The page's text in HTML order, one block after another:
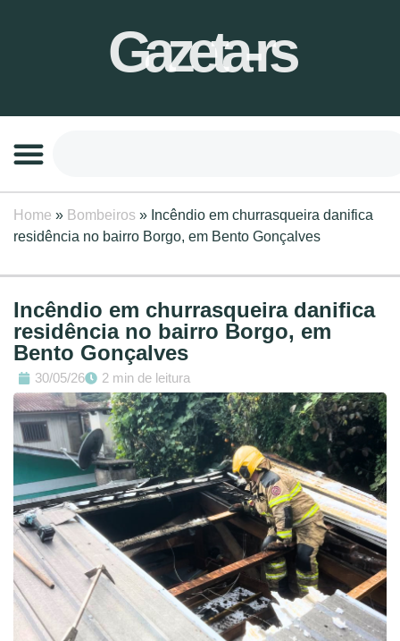
Gazeta-rs
Home » Bombeiros » Incêndio em churrasqueira danifica
residência no bairro Borgo, em Bento Gonçalves
Incêndio em churrasqueira danifica
residência no bairro Borgo, em
Bento Gonçalves
30/05/26 2 min de leitura